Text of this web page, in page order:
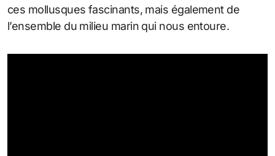
ces mollusques fascinants, mais également de
l’ensemble du milieu marin qui nous entoure.